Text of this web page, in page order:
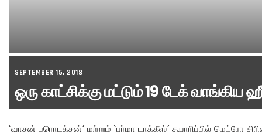
SEPTEMBER 15, 2018
ஒரு காட்சிக்கு மட்டும் 19 டேக்
‘வாசன் புரொடக்சன்’ மற்றும் ‘பர்மா டாக்கீஸ்’ தயாரிப்பில் மெட்ரோ